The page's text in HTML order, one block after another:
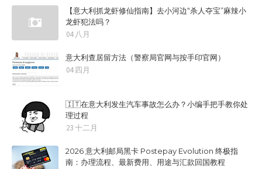
【意大利抓龙虾修仙指南】去小河边“杀人夺宝”麻辣小
龙虾犯法吗？
04 八月
意大利查居留方法（警察局官网与按手印官网）
04 四月
🇮🇹在意大利发生汽车事故怎么办？小编手把手教你处
理过程
23 十二月
2026 意大利邮局黑卡 Postepay Evolution 终极指
南：办理流程、最新费用、用途与汇款回国教程